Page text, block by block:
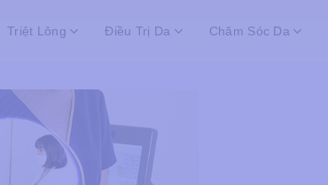
Triệt Lông Điều Trị Da Chăm Sóc Da